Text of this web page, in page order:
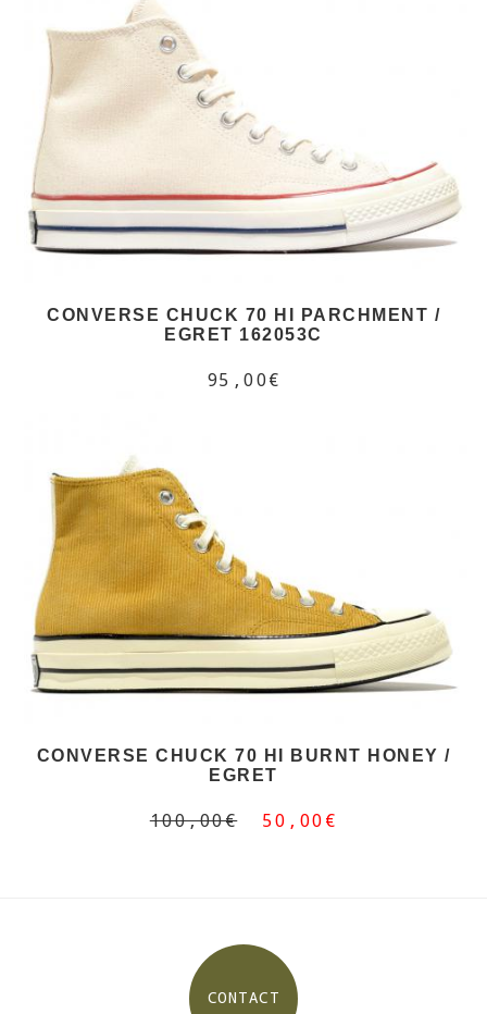
CONVERSE CHUCK 70 HI PARCHMENT /
EGRET 162053C
95,00€
CONVERSE CHUCK 70 HI BURNT HONEY /
EGRET
100,00€ 50,00€
CONTACT